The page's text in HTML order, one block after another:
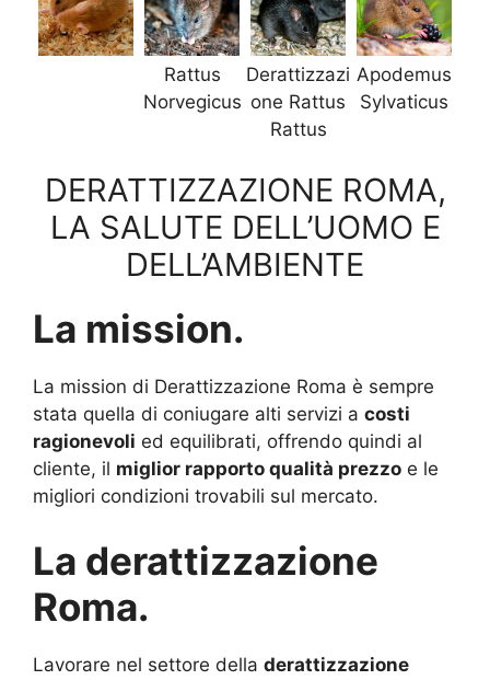
Rattus
Norvegicus
Derattizzazi
one Rattus
Rattus
Apodemus
Sylvaticus
DERATTIZZAZIONE ROMA,
LA SALUTE DELL’UOMO E
DELL’AMBIENTE
La mission.
La mission di Derattizzazione Roma è sempre
stata quella di coniugare alti servizi a costi
ragionevoli ed equilibrati, offrendo quindi al
cliente, il miglior rapporto qualità prezzo e le
migliori condizioni trovabili sul mercato.
La derattizzazione
Roma.
Lavorare nel settore della derattizzazione